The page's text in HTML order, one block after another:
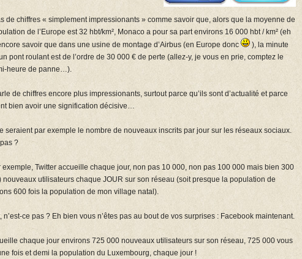
de chiffres « simplement impressionants » comme savoir que, alors que la moyenne de
de l’Europe est 32 hbt/km², Monaco a pour sa part environs 16 000 hbt / km² (eh
savoir que dans une usine de montage d’Airbus (en Europe donc
), la minute
pont roulant est de l’ordre de 30 000 € de perte (allez-y, je vous en prie, comptez le
heure de panne…).
de chiffres encore plus impressionants, surtout parce qu’ils sont d’actualité et parce
bien avoir une signification décisive…
seraient par exemple le nombre de nouveaux inscrits par jour sur les réseaux sociaux.
?
exemple, Twitter accueille chaque jour, non pas 10 000, non pas 100 000 mais bien 300
nouveaux utilisateurs chaque JOUR sur son réseau (soit presque la population de
600 fois la population de mon village natal).
n’est-ce pas ? Eh bien vous n’êtes pas au bout de vos surprises : Facebook maintenant.
chaque jour environs 725 000 nouveaux utilisateurs sur son réseau, 725 000 vous
fois et demi la population du Luxembourg, chaque jour !